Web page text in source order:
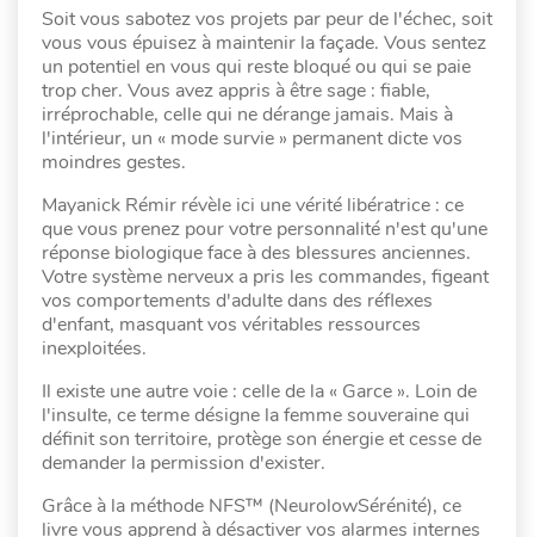
Soit vous sabotez vos projets par peur de l'échec, soit
vous vous épuisez à maintenir la façade. Vous sentez
un potentiel en vous qui reste bloqué ou qui se paie
trop cher. Vous avez appris à être sage : fiable,
irréprochable, celle qui ne dérange jamais. Mais à
l'intérieur, un « mode survie » permanent dicte vos
moindres gestes.
Mayanick Rémir révèle ici une vérité libératrice : ce
que vous prenez pour votre personnalité n'est qu'une
réponse biologique face à des blessures anciennes.
Votre système nerveux a pris les commandes, figeant
vos comportements d'adulte dans des réflexes
d'enfant, masquant vos véritables ressources
inexploitées.
Il existe une autre voie : celle de la « Garce ». Loin de
l'insulte, ce terme désigne la femme souveraine qui
définit son territoire, protège son énergie et cesse de
demander la permission d'exister.
Grâce à la méthode NFS™ (NeurolowSérénité), ce
livre vous apprend à désactiver vos alarmes internes